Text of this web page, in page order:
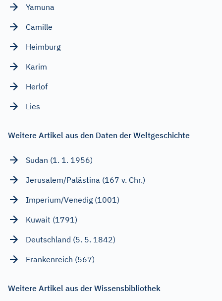
Yamuna
Camille
Heimburg
Karim
Herlof
Lies
Weitere Artikel aus den Daten der Weltgeschichte
Sudan (1. 1. 1956)
Jerusalem/Palästina (167 v. Chr.)
Imperium/Venedig (1001)
Kuwait (1791)
Deutschland (5. 5. 1842)
Frankenreich (567)
Weitere Artikel aus der Wissensbibliothek